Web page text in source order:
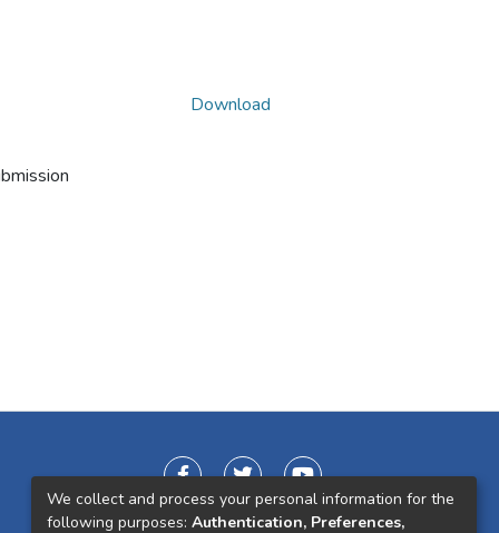
Download
We collect and process your personal information for the
following purposes: Authentication, Preferences,